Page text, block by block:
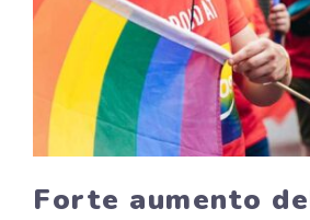
Forte aumento